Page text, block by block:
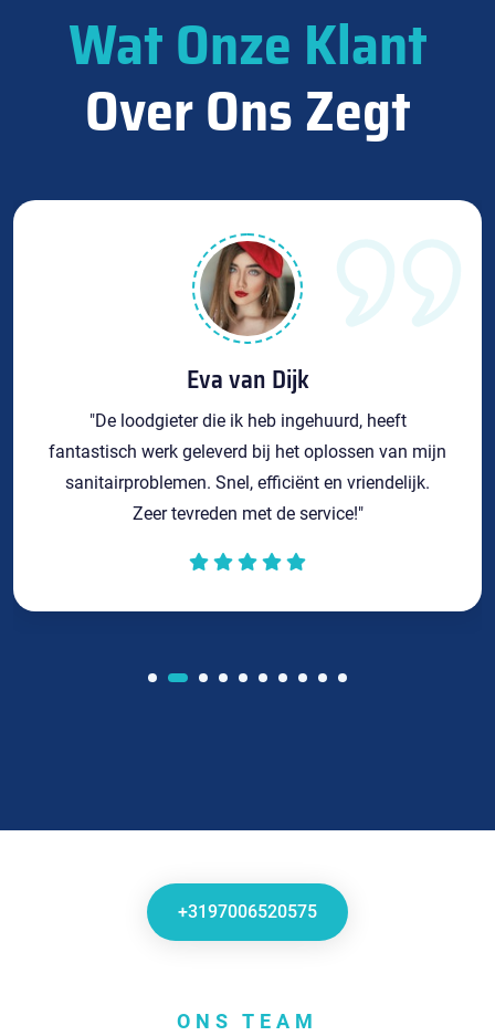
Wat Onze Klant
Over Ons Zegt
Eva van Dijk
"De loodgieter die ik heb ingehuurd, heeft
fantastisch werk geleverd bij het oplossen van mijn
sanitairproblemen. Snel, efficiënt en vriendelijk.
Zeer tevreden met de service!"
+3197006520575
ONS TEAM